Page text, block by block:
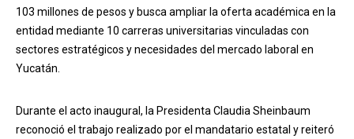
103 millones de pesos y busca ampliar la oferta académica en la
entidad mediante 10 carreras universitarias vinculadas con
sectores estratégicos y necesidades del mercado laboral en
Yucatán.
Durante el acto inaugural, la Presidenta Claudia Sheinbaum
reconoció el trabajo realizado por el mandatario estatal y reiteró